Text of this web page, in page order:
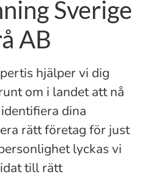
Sverige
AB
hjälper vi dig
om i landet att nå
dina
rätt företag för just
lyckas vi
till rätt